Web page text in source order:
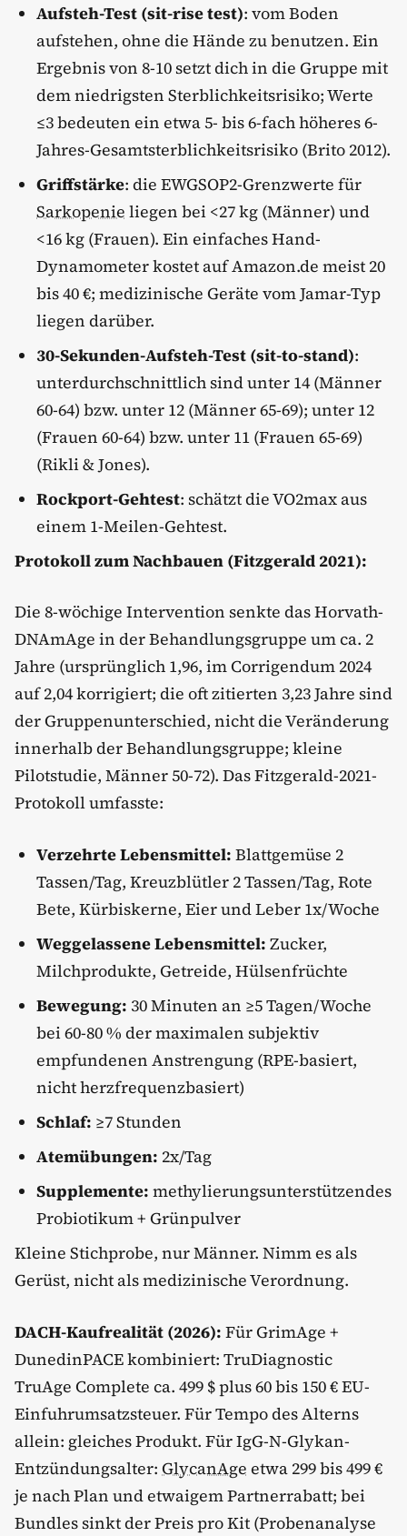
Aufsteh-Test (sit-rise test): vom Boden
aufstehen, ohne die Hände zu benutzen. Ein
Ergebnis von 8-10 setzt dich in die Gruppe mit
dem niedrigsten Sterblichkeitsrisiko; Werte
≤3 bedeuten ein etwa 5- bis 6-fach höheres 6-
Jahres-Gesamtsterblichkeitsrisiko (Brito 2012).
Griffstärke: die EWGSOP2-Grenzwerte für
Sarkopenie liegen bei <27 kg (Männer) und
<16 kg (Frauen). Ein einfaches Hand-
Dynamometer kostet auf Amazon.de meist 20
bis 40 €; medizinische Geräte vom Jamar-Typ
liegen darüber.
30-Sekunden-Aufsteh-Test (sit-to-stand):
unterdurchschnittlich sind unter 14 (Männer
60-64) bzw. unter 12 (Männer 65-69); unter 12
(Frauen 60-64) bzw. unter 11 (Frauen 65-69)
(Rikli & Jones).
Rockport-Gehtest: schätzt die VO2max aus
einem 1-Meilen-Gehtest.
Protokoll zum Nachbauen (Fitzgerald 2021):
Die 8-wöchige Intervention senkte das Horvath-
DNAmAge in der Behandlungsgruppe um ca. 2
Jahre (ursprünglich 1,96, im Corrigendum 2024
auf 2,04 korrigiert; die oft zitierten 3,23 Jahre sind
der Gruppenunterschied, nicht die Veränderung
innerhalb der Behandlungsgruppe; kleine
Pilotstudie, Männer 50-72). Das Fitzgerald-2021-
Protokoll umfasste:
Verzehrte Lebensmittel: Blattgemüse 2
Tassen/Tag, Kreuzblütler 2 Tassen/Tag, Rote
Bete, Kürbiskerne, Eier und Leber 1x/Woche
Weggelassene Lebensmittel: Zucker,
Milchprodukte, Getreide, Hülsenfrüchte
Bewegung: 30 Minuten an ≥5 Tagen/Woche
bei 60-80 % der maximalen subjektiv
empfundenen Anstrengung (RPE-basiert,
nicht herzfrequenzbasiert)
Schlaf: ≥7 Stunden
Atemübungen: 2x/Tag
Supplemente: methylierungsunterstützendes
Probiotikum + Grünpulver
Kleine Stichprobe, nur Männer. Nimm es als
Gerüst, nicht als medizinische Verordnung.
DACH-Kaufrealität (2026): Für GrimAge +
DunedinPACE kombiniert: TruDiagnostic
TruAge Complete ca. 499 $ plus 60 bis 150 € EU-
Einfuhrumsatzsteuer. Für Tempo des Alterns
allein: gleiches Produkt. Für IgG-N-Glykan-
Entzündungsalter: GlycanAge etwa 299 bis 499 €
je nach Plan und etwaigem Partnerrabatt; bei
Bundles sinkt der Preis pro Kit (Probenanalyse